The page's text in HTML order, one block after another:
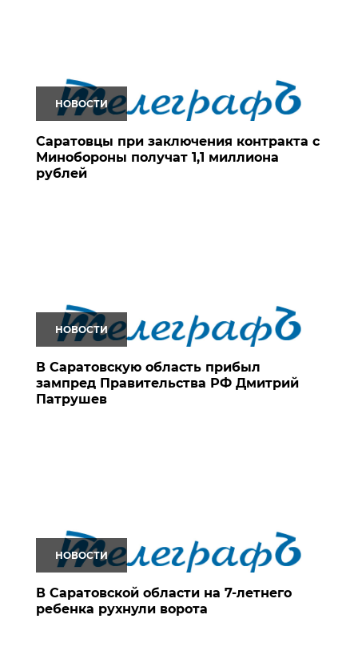
НОВОСТИ
Саратовцы при заключения контракта с
Минобороны получат 1,1 миллиона
рублей
НОВОСТИ
В Саратовскую область прибыл
зампред Правительства РФ Дмитрий
Патрушев
НОВОСТИ
В Саратовской области на 7-летнего
ребенка рухнули ворота